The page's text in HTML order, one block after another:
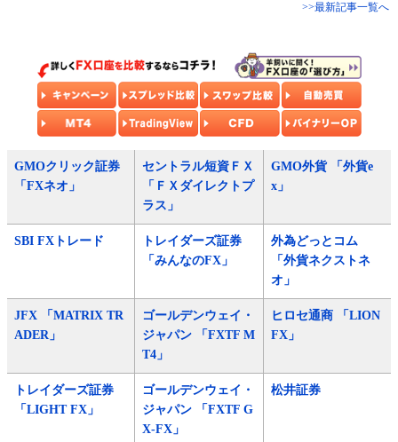
>>最新記事一覧へ
GMOクリック証券
「FXネオ」
セントラル短資ＦＸ
「ＦＸダイレクトプ
ラス」
GMO外貨 「外貨e
x」
SBI FXトレード
トレイダーズ証券
「みんなのFX」
外為どっとコム
「外貨ネクストネ
オ」
JFX 「MATRIX TR
ADER」
ゴールデンウェイ・
ジャパン 「FXTF M
T4」
ヒロセ通商 「LION
FX」
トレイダーズ証券
「LIGHT FX」
ゴールデンウェイ・
ジャパン 「FXTF G
X-FX」
松井証券